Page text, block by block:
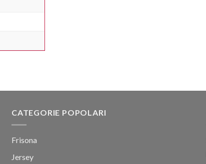
CATEGORIE POPOLARI
Frisona
Jersey